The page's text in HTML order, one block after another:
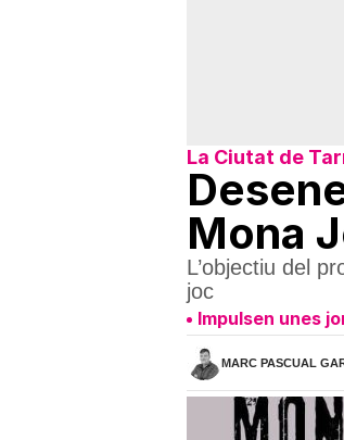
La Ciutat de
Mona
L’objectiu del
joc
Impulsen unes
MARC PASCUAL